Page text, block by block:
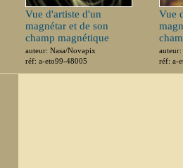
Vue d'artiste d'un
magnétar et de son
champ magnétique
auteur: Nasa/Novapix
réf: a-eto99-48005
Vue
réf: a-